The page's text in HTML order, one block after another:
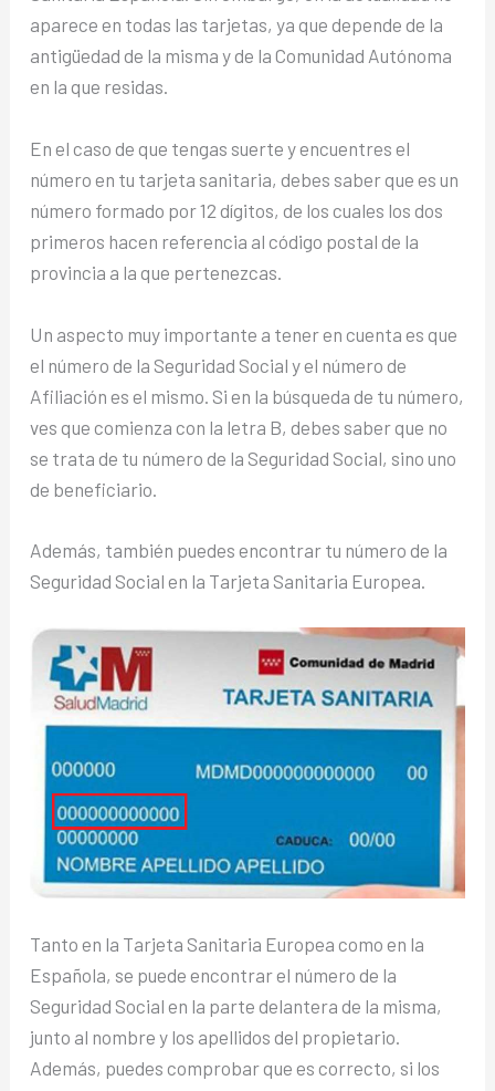
aparece en todas las tarjetas, ya que depende de la
antigüedad de la misma y de la Comunidad Autónoma
en la que residas.
En el caso de que tengas suerte y encuentres el
número en tu tarjeta sanitaria, debes saber que es un
número formado por 12 dígitos, de los cuales los dos
primeros hacen referencia al código postal de la
provincia a la que pertenezcas.
Un aspecto muy importante a tener en cuenta es que
el número de la Seguridad Social y el número de
Afiliación es el mismo. Si en la búsqueda de tu número,
ves que comienza con la letra B, debes saber que no
se trata de tu número de la Seguridad Social, sino uno
de beneficiario.
Además, también puedes encontrar tu número de la
Seguridad Social en la Tarjeta Sanitaria Europea.
Tanto en la Tarjeta Sanitaria Europea como en la
Española, se puede encontrar el número de la
Seguridad Social en la parte delantera de la misma,
junto al nombre y los apellidos del propietario.
Además, puedes comprobar que es correcto, si los